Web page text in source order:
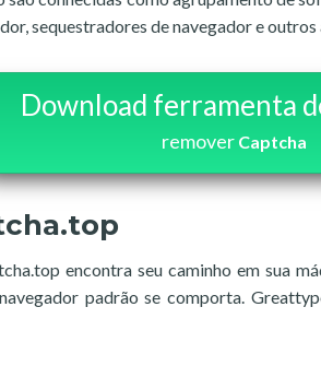
sequestradores de navegador e
Download ferramenta
remover Captcha
encontra seu caminho em sua
padrão se comporta.